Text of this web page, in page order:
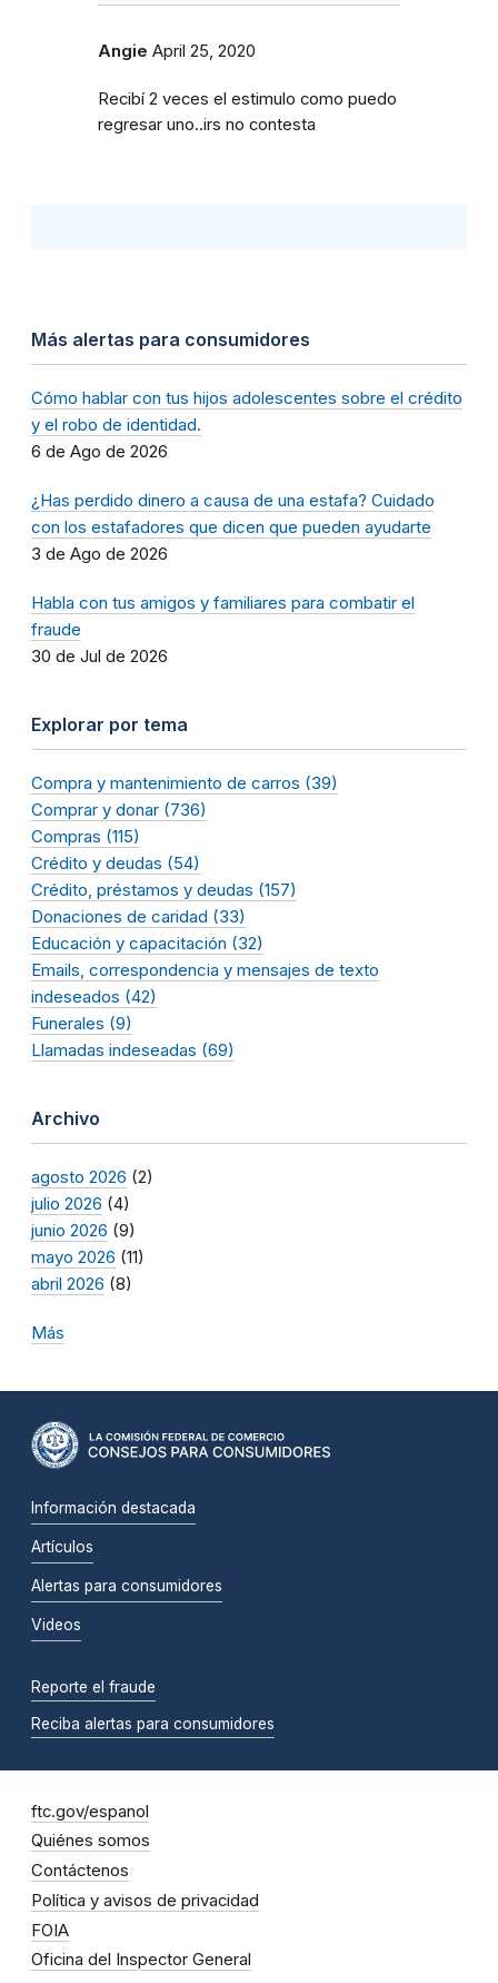
Angie April 25, 2020
Recibí 2 veces el estimulo como puedo
regresar uno..irs no contesta
Más alertas para consumidores
Cómo hablar con tus hijos adolescentes sobre el crédito
y el robo de identidad.
6 de Ago de 2026
¿Has perdido dinero a causa de una estafa? Cuidado
con los estafadores que dicen que pueden ayudarte
3 de Ago de 2026
Habla con tus amigos y familiares para combatir el
fraude
30 de Jul de 2026
Explorar por tema
Compra y mantenimiento de carros (39)
Comprar y donar (736)
Compras (115)
Crédito y deudas (54)
Crédito, préstamos y deudas (157)
Donaciones de caridad (33)
Educación y capacitación (32)
Emails, correspondencia y mensajes de texto
indeseados (42)
Funerales (9)
Llamadas indeseadas (69)
Archivo
agosto 2026 (2)
julio 2026 (4)
junio 2026 (9)
mayo 2026 (11)
abril 2026 (8)
Más
Información destacada
Artículos
Alertas para consumidores
Videos
Reporte el fraude
Reciba alertas para consumidores
ftc.gov/espanol
Quiénes somos
Contáctenos
Política y avisos de privacidad
FOIA
Oficina del Inspector General